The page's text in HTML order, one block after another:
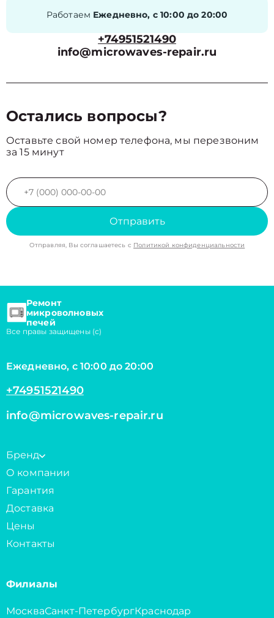
Работаем Ежедневно, с 10:00 до 20:00
+74951521490
info@microwaves-repair.ru
Остались вопросы?
Оставьте свой номер телефона, мы перезвоним
за 15 минут
Отправить
Отправляя, Вы соглашаетесь с Политикой конфиденциальности
Ремонт
микроволновых
печей
Все правы защищены (с)
Ежедневно, с 10:00 до 20:00
+74951521490
info@microwaves-repair.ru
Бренд
О компании
Гарантия
Доставка
Цены
Контакты
Филиалы
МоскваСанкт-ПетербургКраснодар